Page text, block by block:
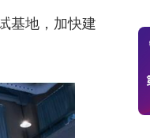
基地，加快建